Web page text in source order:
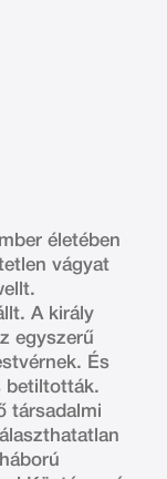
életében
vágyat
A király
egyszerű
És
betiltották.
társadalmi